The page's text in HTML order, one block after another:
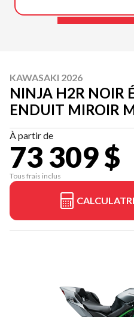
KAWASAKI 2026
NINJA H2R NOIR
ENDUIT MIROIR
À partir de
73 309 $
Tous frais inclus